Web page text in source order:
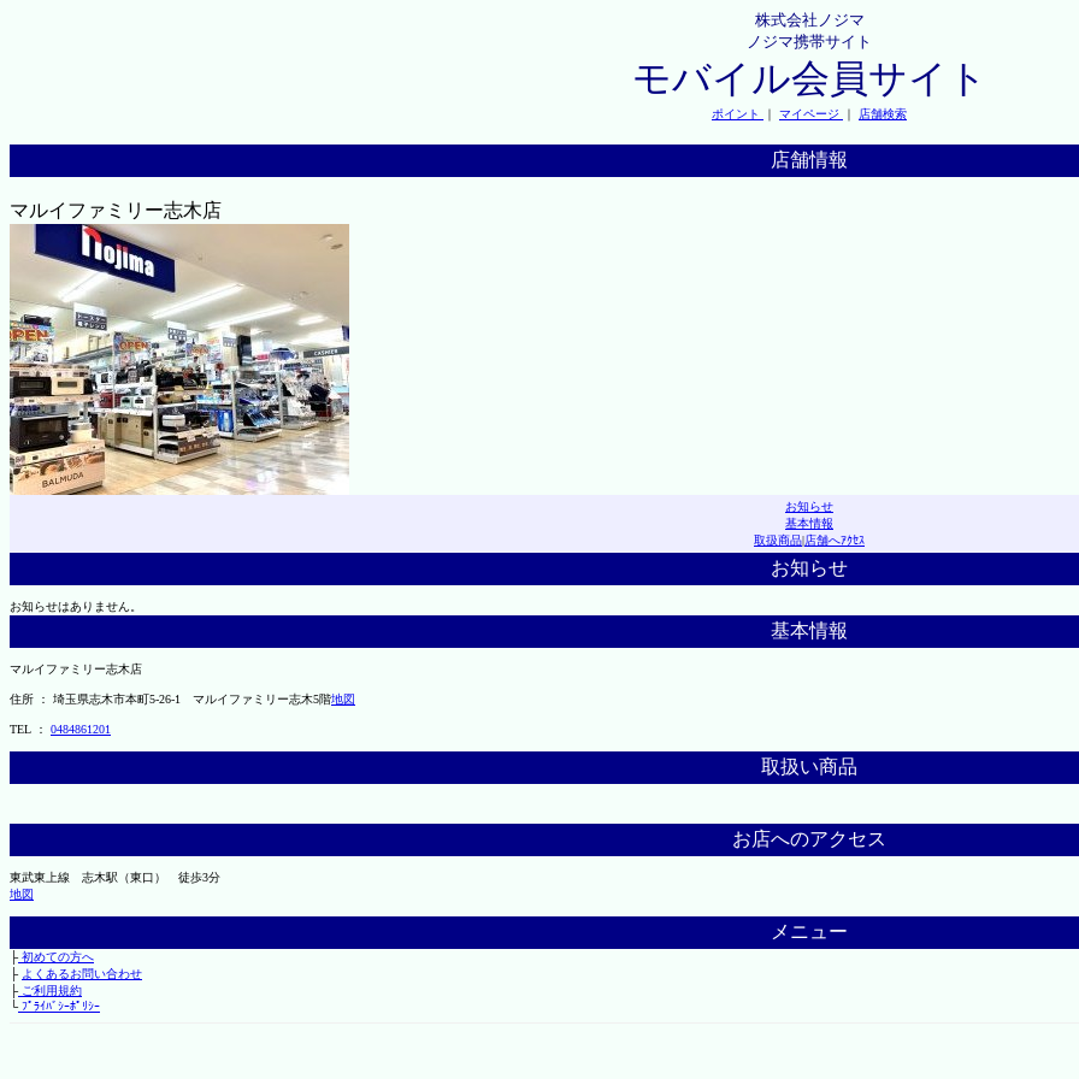
株式会社ノジマ
ノジマ携帯サイト
モバイル会員サイト
ポイント ｜ マイページ ｜ 店舗検索
店舗情報
マルイファミリー志木店
お知らせ
基本情報
取扱商品|店舗へｱｸｾｽ
お知らせ
お知らせはありません。
基本情報
マルイファミリー志木店
住所 ： 埼玉県志木市本町5-26-1 マルイファミリー志木5階地図
TEL ： 0484861201
取扱い商品
お店へのアクセス
東武東上線 志木駅（東口） 徒歩3分
地図
メニュー
├初めての方へ
├ よくあるお問い合わせ
├ご利用規約
└ﾌﾟﾗｲﾊﾞｼｰﾎﾟﾘｼｰ